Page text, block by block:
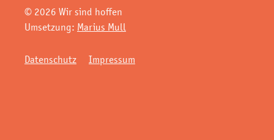
© 2026 Wir sind hoffen
Umsetzung: Marius Mull
Datenschutz Impressum